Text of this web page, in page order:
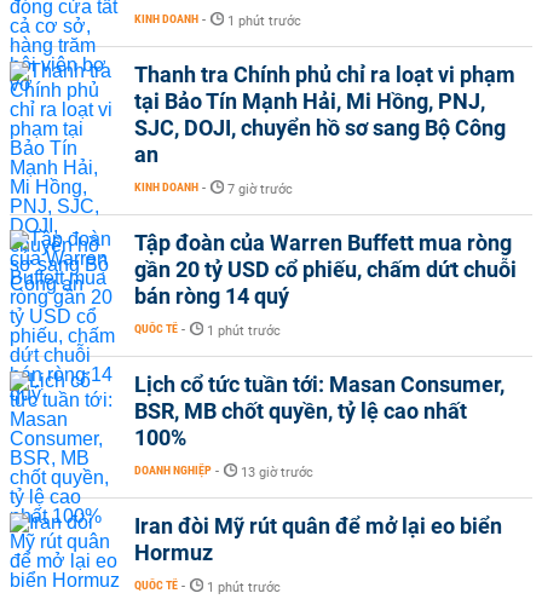
KINH DOANH - 1 phút trước
Thanh tra Chính phủ chỉ ra loạt vi phạm
tại Bảo Tín Mạnh Hải, Mi Hồng, PNJ,
SJC, DOJI, chuyển hồ sơ sang Bộ Công
an
KINH DOANH - 7 giờ trước
Tập đoàn của Warren Buffett mua ròng
gần 20 tỷ USD cổ phiếu, chấm dứt chuỗi
bán ròng 14 quý
QUỐC TẾ - 1 phút trước
Lịch cổ tức tuần tới: Masan Consumer,
BSR, MB chốt quyền, tỷ lệ cao nhất
100%
DOANH NGHIỆP - 13 giờ trước
Iran đòi Mỹ rút quân để mở lại eo biển
Hormuz
QUỐC TẾ - 1 phút trước